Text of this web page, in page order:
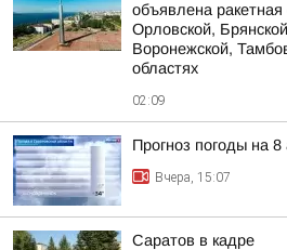
объявлена ракетная
Орловской,
Воронежской,
областях
02:09
Прогноз погоды на 8
Вчера, 15:07
Саратов в кадре